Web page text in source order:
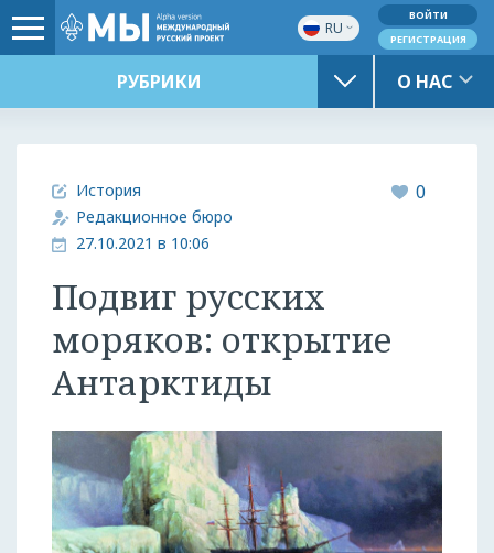
RU
ВОЙТИ
РЕГИСТРАЦИЯ
РУБРИКИ О НАС
История
Редакционное бюро
27.10.2021 в 10:06
0
Подвиг русских
моряков: открытие
Антарктиды